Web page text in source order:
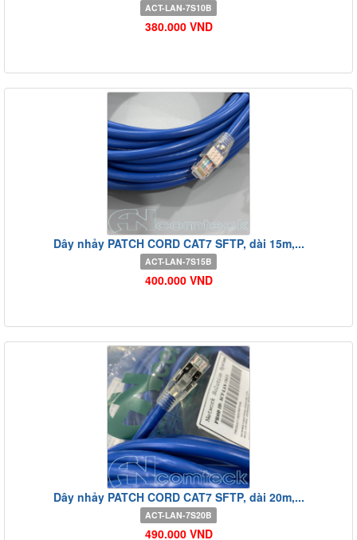
ACT-LAN-7S10B
380.000 VND
Dây nhảy PATCH CORD CAT7 SFTP, dài 15m,...
ACT-LAN-7S15B
400.000 VND
Dây nhảy PATCH CORD CAT7 SFTP, dài 20m,...
ACT-LAN-7S20B
490.000 VND